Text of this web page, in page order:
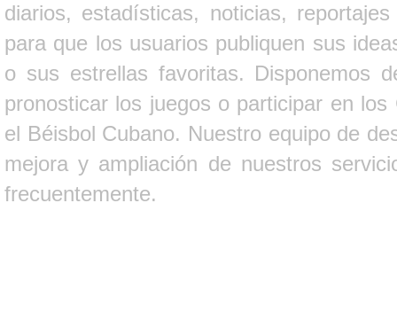
diarios, estadísticas, noticias,
para que los usuarios publiquen sus
o sus estrellas favoritas. Disponemos
pronosticar los juegos o participar en
el Béisbol Cubano. Nuestro equipo de
mejora y ampliación de nuestros
frecuentemente.